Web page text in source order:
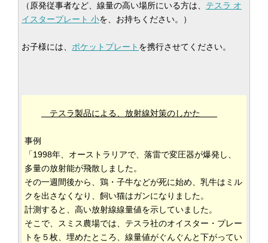
（原発従事者など、線量の高い場所にいる方は、 テスラ オ
イスタープレート 小を、お持ちください。）
お子様には、 ポケットプレート を携行させてください。
テスラ製品による、放射線対策のしかた
事例
「1998年、オーストラリアで、落雷で変圧器が爆発し、
多量の放射能が飛散しました。
その一週間後から、鶏・子牛などが死に始め、乳牛はミル
クを出さなくなり、飼い猫はガンになりました。
計測すると、高い放射線線量値を示していました。
そこで、スミス農場では、テスラ社のオイスター・プレー
トを５枚、埋めたところ、線量値がぐんぐんと下がってい